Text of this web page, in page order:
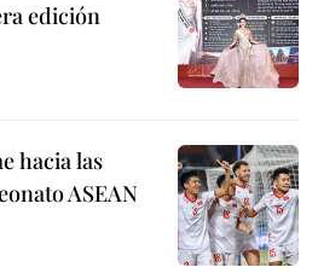
edición
hacia las
ASEAN